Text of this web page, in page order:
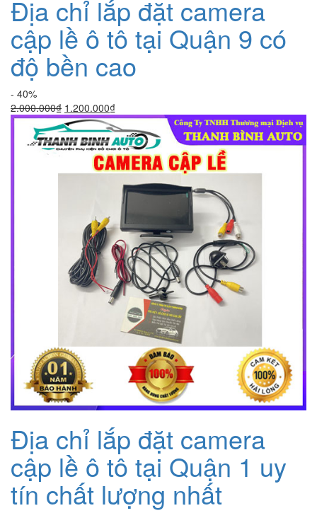
Địa chỉ lắp đặt camera
cập lề ô tô tại Quận 9 có
độ bền cao
- 40%
2.000.000₫ Giá
gốc
là:
2.000.000₫.
1.200.000₫Giá
hiện
tại
là:
1.200.000₫.
Địa chỉ lắp đặt camera
cập lề ô tô tại Quận 1 uy
tín chất lượng nhất